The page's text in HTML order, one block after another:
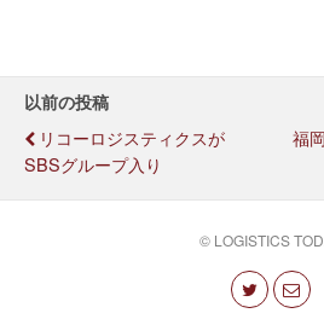
以前の投稿
リコーロジスティクスが
SBSグループ入り
福
© LOGISTICS